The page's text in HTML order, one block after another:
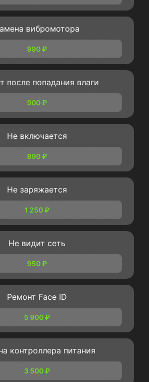
вибромотора
990 ₽
после попадания влаги
900 ₽
Не включается
890 ₽
Не заряжается
1 250 ₽
Не видит сеть
950 ₽
Ремонт Face ID
5 900 ₽
контроллера питания
3 500 ₽